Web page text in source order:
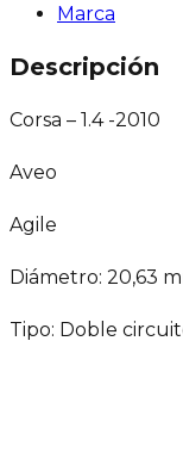
Marca
Descripción
Corsa – 1.4 -2010
Aveo
Agile
Diámetro: 20,63
Tipo: Doble